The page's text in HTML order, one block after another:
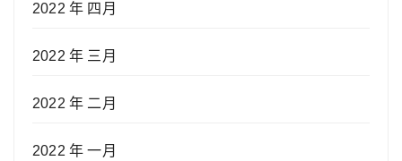
2022 年 四月
2022 年 三月
2022 年 二月
2022 年 一月